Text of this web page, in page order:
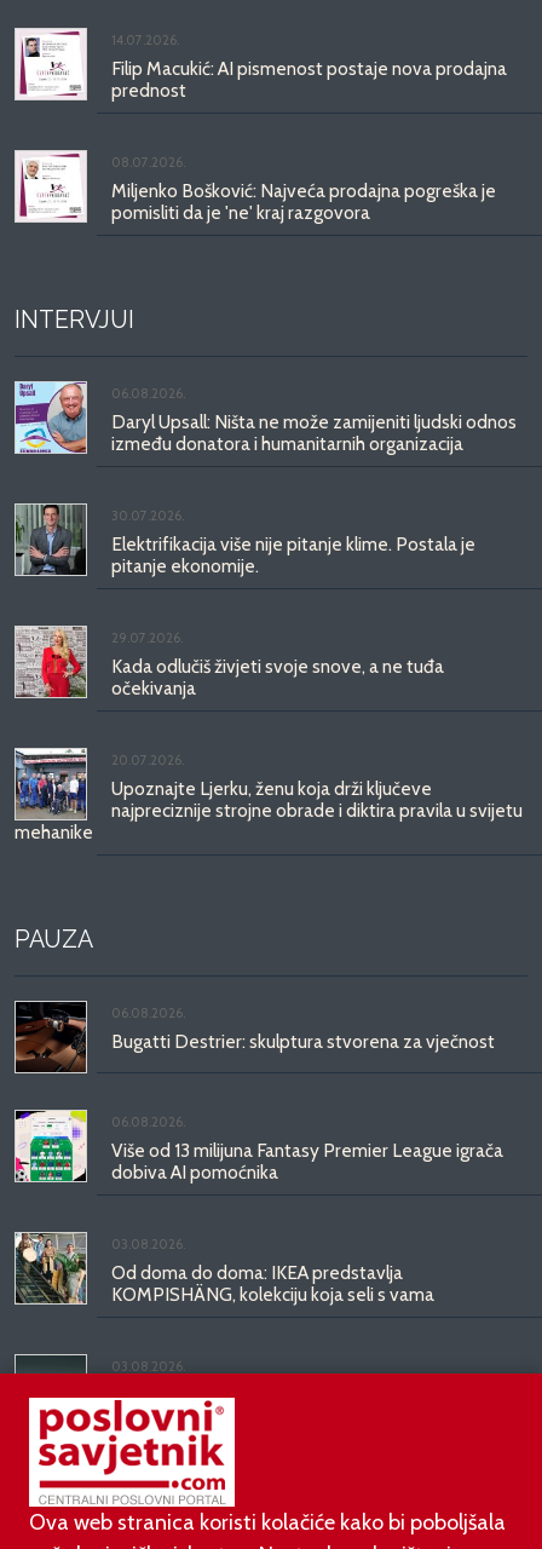
14.07.2026.
Filip Macukić: AI pismenost postaje nova prodajna
prednost
08.07.2026.
Miljenko Bošković: Najveća prodajna pogreška je
pomisliti da je 'ne' kraj razgovora
INTERVJUI
06.08.2026.
Daryl Upsall: Ništa ne može zamijeniti ljudski odnos
između donatora i humanitarnih organizacija
30.07.2026.
Elektrifikacija više nije pitanje klime. Postala je
pitanje ekonomije.
29.07.2026.
Kada odlučiš živjeti svoje snove, a ne tuđa
očekivanja
20.07.2026.
Upoznajte Ljerku, ženu koja drži ključeve
najpreciznije strojne obrade i diktira pravila u svijetu
mehanike
PAUZA
06.08.2026.
Bugatti Destrier: skulptura stvorena za vječnost
06.08.2026.
Više od 13 milijuna Fantasy Premier League igrača
dobiva AI pomoćnika
03.08.2026.
Od doma do doma: IKEA predstavlja
KOMPISHÄNG, kolekciju koja seli s vama
03.08.2026.
Kineski BYD predstavio luksuznu limuzinu veću od
Mercedesove S-klase, obećava domet do 1.000
kilometara
Ova web stranica koristi kolačiće kako bi poboljšala